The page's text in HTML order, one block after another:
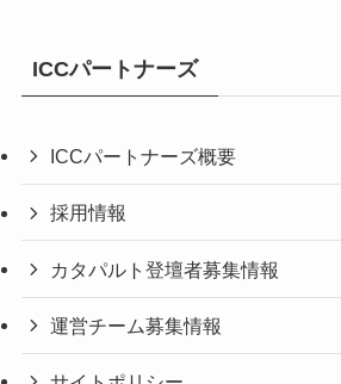
ICCパートナーズ
ICCパートナーズ概要
採用情報
カタパルト登壇者募集情報
運営チーム募集情報